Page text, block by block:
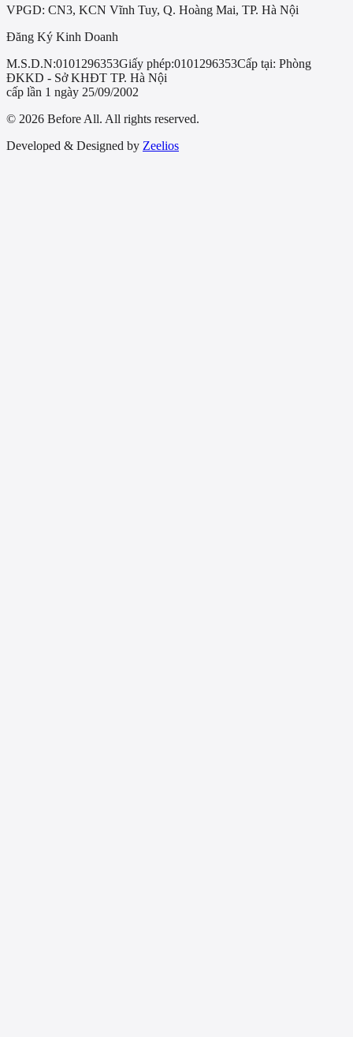
VPGD: CN3, KCN Vĩnh Tuy, Q. Hoàng Mai, TP. Hà Nội
Đăng Ký Kinh Doanh
M.S.D.N:0101296353Giấy phép:0101296353Cấp tại: Phòng
ĐKKD - Sở KHĐT TP. Hà Nội
cấp lần 1 ngày 25/09/2002
© 2026 Before All. All rights reserved.
Developed & Designed by Zeelios